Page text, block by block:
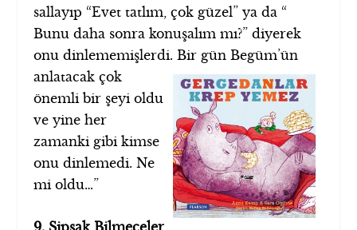
sallayıp “Evet tatlım, çok güzel” ya da “
Bunu daha sonra konuşalım mı?” diyerek
onu dinlememişlerdi. Bir gün Begüm’ün
anlatacak çok
önemli bir şeyi oldu
ve yine her
zamanki gibi kimse
onu dinlemedi. Ne
mi oldu…”
9. Şipşak Bilmeceler